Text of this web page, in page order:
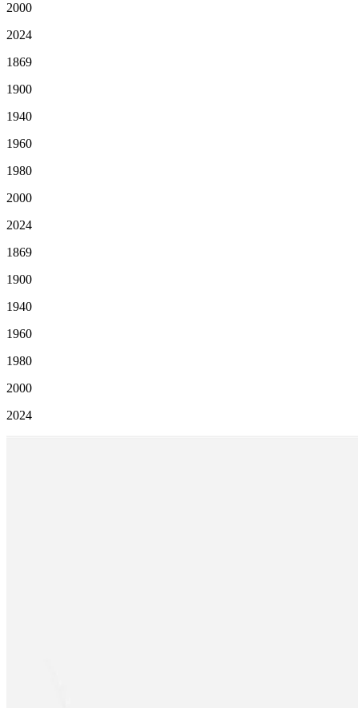
2000
2024
1869
1900
1940
1960
1980
2000
2024
1869
1900
1940
1960
1980
2000
2024